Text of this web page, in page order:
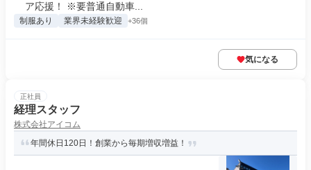
ア応援！ ※要普通自動車...
制服あり 業界未経験歓迎 +36個
気になる
正社員
経理スタッフ
株式会社アイコム
年間休日120日！創業から毎期増収増益！